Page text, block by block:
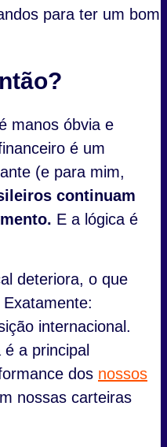
para ter um bom
manos óbvia e
é um
(e para mim,
continuam
E a lógica é
deteriora, o que
internacional.
é a principal
dos nossos
nossas carteiras